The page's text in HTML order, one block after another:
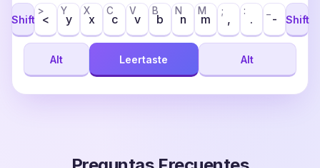
Shift <
>
y
Y
x
X
c
C
v
V
b
B
n
N
m
M
,
;
.
:
- Shift
Alt Leertaste Alt